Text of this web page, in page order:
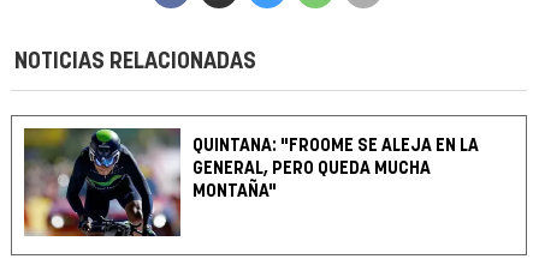
NOTICIAS RELACIONADAS
QUINTANA: "FROOME SE ALEJA EN LA
GENERAL, PERO QUEDA MUCHA
MONTAÑA"